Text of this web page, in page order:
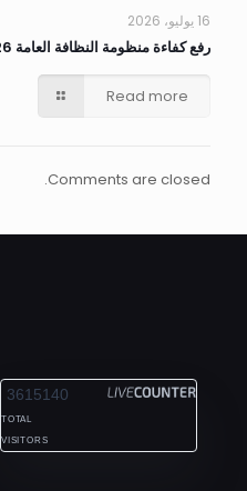
16 يوليو، 2026
رفع كفاءة منظومة النظافة العامة 16/7/2026
Read more
Comments are closed.
3615140
TOTAL
VISITORS